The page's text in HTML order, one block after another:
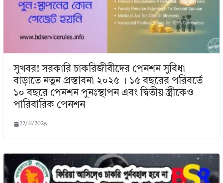
সুখবর! সরকারি চাকরিজীবীদের পেনশন সুবিধা
বাড়াতে নতুন প্রস্তাবনা ২০২৫ । ১৫ বছরের পরিবর্তে
১০ বছরে পেনশন পুনঃস্থাপন এবং দ্বিতীয় স্ত্রীকেও
পারিবারিক পেনশন
22/11/2025